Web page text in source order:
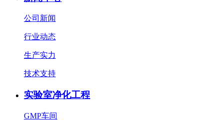
公司新闻
行业动态
生产实力
技术支持
实验室净化工程
GMP车间